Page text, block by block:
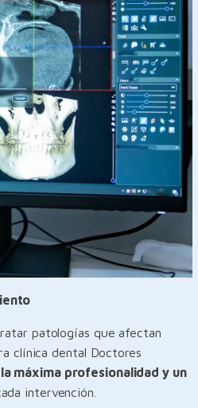
patologías que afectan
clínica dental Doctores
máxima profesionalidad y un
intervención.